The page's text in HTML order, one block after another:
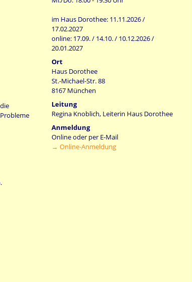
im Haus Dorothee: 11.11.2026 /
17.02.2027
online: 17.09. / 14.10. / 10.12.2026 /
20.01.2027
Ort
Haus Dorothee
St.-Michael-Str. 88
8167 München
Leitung
Regina Knoblich, Leiterin Haus Dorothee
Anmeldung
Online oder per E-Mail
→ Online-Anmeldung